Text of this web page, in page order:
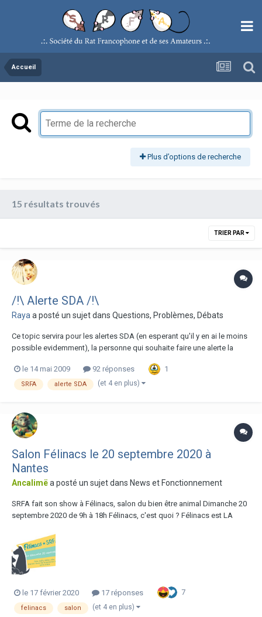
Accueil
Plus d’options de recherche
15 résultats trouvés
TRIER PAR
/!\ Alerte SDA /!\
Raya a posté un sujet dans Questions, Problèmes, Débats
Ce topic servira pour les alertes SDA (en esperant qu'il y en ai le moins
possible evidemment), la personne qui souhaite faire une alerte la
s'agit simplement de vous avertir!Toute personne qui lance un débat
sur le sujet sera...
le 14 mai 2009 92 réponses 1
SRFA alerte SDA (et 4 en plus)
Salon Félinacs le 20 septembre 2020 à
Nantes
Ancalimëa posté un sujet dans News et Fonctionnement
SRFA fait son show à Félinacs, salon du bien être animal Dimanche 20
septembre 2020 de 9h à 18h Félinacs, c'est quoi ? Félinacs est LA
et nacs en France. Il se tiendra le 20 sept...
le 17 février 2020 17 réponses 7
felinacs salon (et 4 en plus)